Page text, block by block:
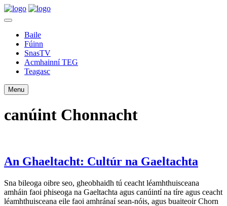
Baile
Fúinn
SnasTV
Acmhainní TEG
Teagasc
Menu
canúint Chonnacht
An Ghaeltacht: Cultúr na Gaeltachta
Sna bileoga oibre seo, gheobhaidh tú ceacht léamhthuisceana
amháin faoi phiseoga na Gaeltachta agus canúintí na tíre agus ceacht
léamhthuisceana eile faoi amhránaí sean-nóis, agus buaiteoir Chorn